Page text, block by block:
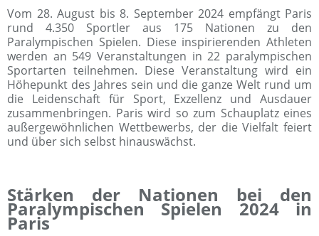
Vom 28. August bis 8. September 2024 empfängt Paris
rund 4.350 Sportler aus 175 Nationen zu den
Paralympischen Spielen. Diese inspirierenden Athleten
werden an 549 Veranstaltungen in 22 paralympischen
Sportarten teilnehmen. Diese Veranstaltung wird ein
Höhepunkt des Jahres sein und die ganze Welt rund um
die Leidenschaft für Sport, Exzellenz und Ausdauer
zusammenbringen. Paris wird so zum Schauplatz eines
außergewöhnlichen Wettbewerbs, der die Vielfalt feiert
und über sich selbst hinauswächst.
Stärken der Nationen bei den
Paralympischen Spielen 2024 in
Paris